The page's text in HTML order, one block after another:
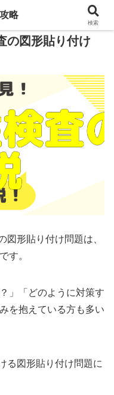
の図形貼り付け
図形貼り付け問題は、
す。
」「どのように対策す
を抱えている方も多い
る図形貼り付け問題に
略
検索